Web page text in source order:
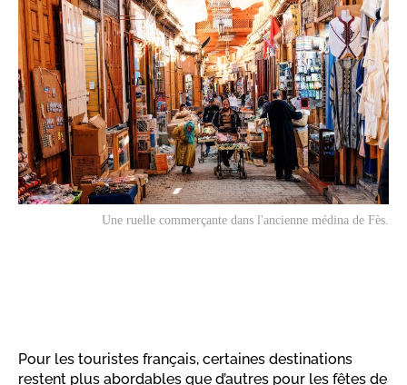
Une ruelle commerçante dans l'ancienne médina de Fès.
Pour les touristes français, certaines destinations
restent plus abordables que d’autres pour les fêtes de